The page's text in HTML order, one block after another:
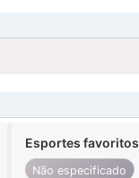
Esportes favoritos
Não especificado